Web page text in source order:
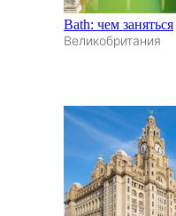
Bath: чем заняться
Великобритания